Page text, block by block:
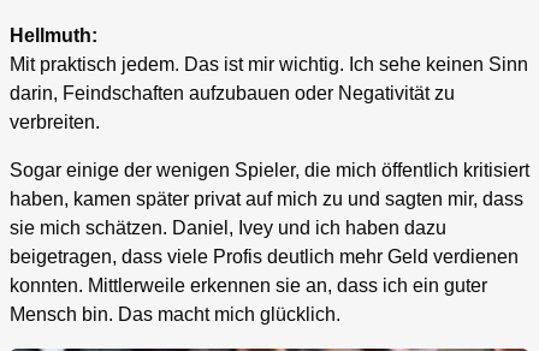
Hellmuth:
Mit praktisch jedem. Das ist mir wichtig. Ich sehe keinen Sinn
darin, Feindschaften aufzubauen oder Negativität zu
verbreiten.
Sogar einige der wenigen Spieler, die mich öffentlich kritisiert
haben, kamen später privat auf mich zu und sagten mir, dass
sie mich schätzen. Daniel, Ivey und ich haben dazu
beigetragen, dass viele Profis deutlich mehr Geld verdienen
konnten. Mittlerweile erkennen sie an, dass ich ein guter
Mensch bin. Das macht mich glücklich.